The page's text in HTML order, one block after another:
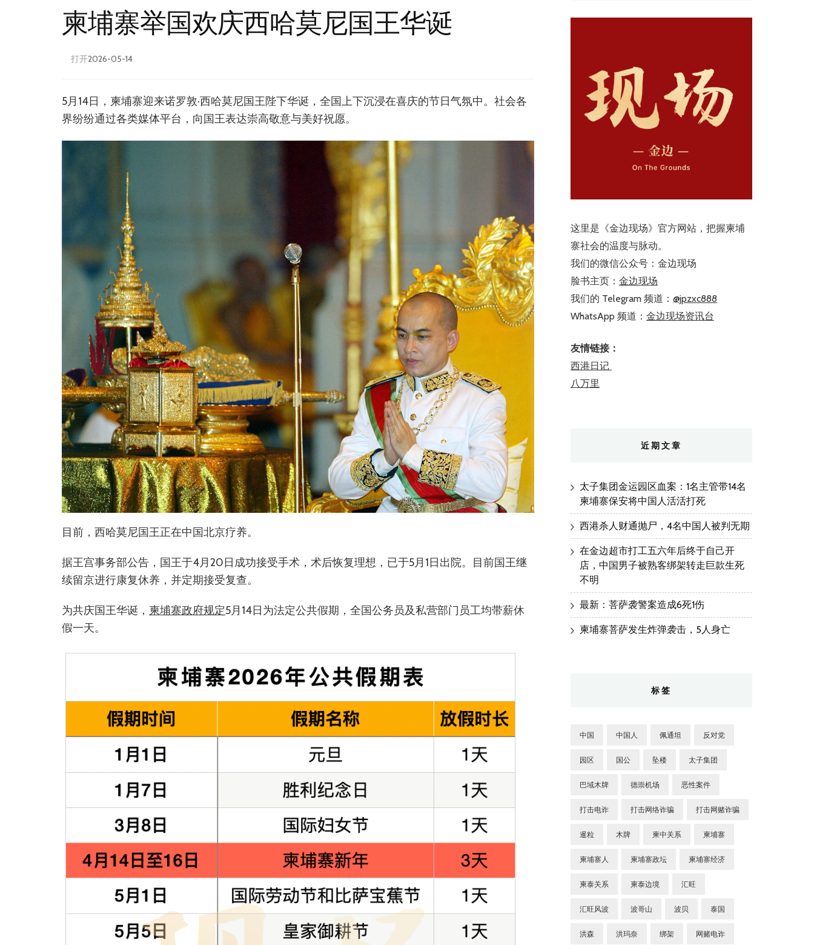
柬埔寨举国欢庆西哈莫尼国王华诞
打开2026-05-14
5月14日，柬埔寨迎来诺罗敦·西哈莫尼国王陛下华诞，全国上下沉浸在喜庆的节日气氛中。社会各
界纷纷通过各类媒体平台，向国王表达崇高敬意与美好祝愿。
目前，西哈莫尼国王正在中国北京疗养。
据王宫事务部公告，国王于4月20日成功接受手术，术后恢复理想，已于5月1日出院。目前国王继
续留京进行康复休养，并定期接受复查。
为共庆国王华诞， 柬埔寨政府规定5月14日为法定公共假期，全国公务员及私营部门员工均带薪休
假一天。
这里是《金边现场》官方网站，把握柬埔
寨社会的温度与脉动。
我们的微信公众号：金边现场
脸书主页： 金边现场
我们的 Telegram 频道： @jpzxc888
WhatsApp 频道： 金边现场资讯台
友情链接：
西港日记
八万里
近期文章
太子集团金运园区血案：1名主管带14名
柬埔寨保安将中国人活活打死
西港杀人财通抛尸，4名中国人被判无期
在金边超市打工五六年后终于自己开
店，中国男子被熟客绑架转走巨款生死
不明
最新：菩萨袭警案造成6死1伤
柬埔寨菩萨发生炸弹袭击，5人身亡
标签
中国 中国人 佩通坦 反对党
园区 国公 坠楼 太子集团
巴域木牌 德崇机场 恶性案件
打击电诈 打击网络诈骗 打击网赌诈骗
暹粒 木牌 柬中关系 柬埔寨
柬埔寨人 柬埔寨政坛 柬埔寨经济
柬泰关系 柬泰边境 汇旺
汇旺风波 波哥山 波贝 泰国
洪森 洪玛奈 绑架 网赌电诈